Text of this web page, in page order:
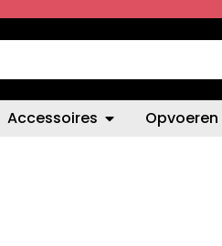
Accessoires Opvoeren